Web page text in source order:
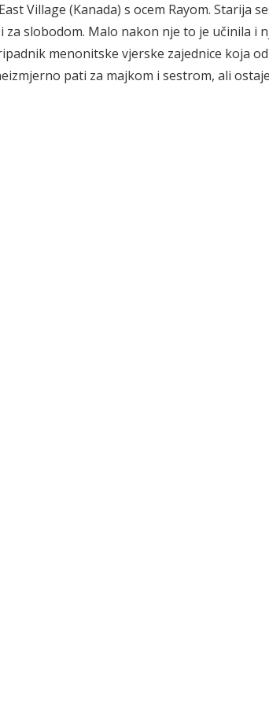
Village (Kanada) s ocem Rayom. Starija
slobodom. Malo nakon nje to je učinila i
menonitske vjerske zajednice koja
pati za majkom i sestrom, ali